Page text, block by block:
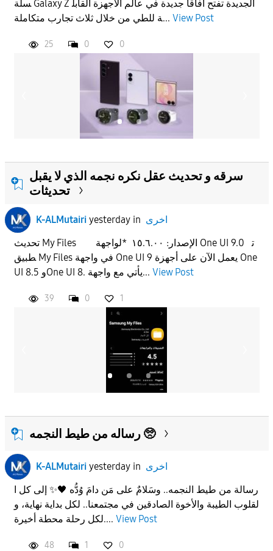
سلة Galaxy Z الجديدة تفتح آفاقاً جديدة في عالم الأجهزة القابل
ة للطي من خلال ثلاث تجارب متكاملة... View Post
25 0 0
سرقه و تحديث عقل نكره نجمه الذي لا يقبل
تحديثات
K-ALMutairi yesterdayin اخرى
تحديث My Files الإصدار: ١٥.٦.٠٠ *لواجهة One UI 9.0 ت
طبيق My Files في واجهة One UI 9 يعمل الآن على أجهزة One
UI 8.5 وOne UI 8. يأتي مع واجهة... View Post
39 0 1
رساله من طيط النجمه 🥺
K-ALMutairi yesterdayin اخرى
رسالة من طيط النجمه.. وسَلامٌ على مَن دامَ وُدُّه 🖤✨ إلى كل ا
لقلوب الطيبة والأخوة الصادقين في مجتمعنا.. لكل بداية نهاية، و
لكل رحلة محطة أخيرة.... View Post
48 1 0